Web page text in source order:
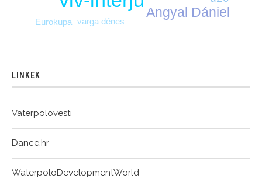
Angyal Dániel
Eurokupa varga dénes
LINKEK
Vaterpolovesti
Dance.hr
WaterpoloDevelopmentWorld